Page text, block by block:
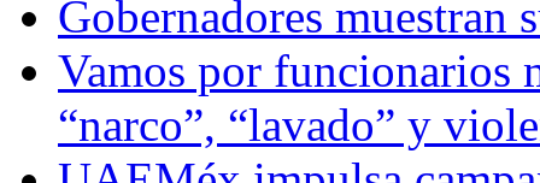
Gobernadores muestran
Vamos por funcionarios
“narco”, “lavado” y